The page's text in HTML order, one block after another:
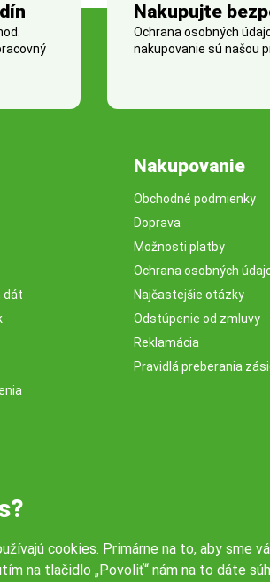
Nakupujte
Ochrana osobných
nakupovanie sú našou
dát
Nakupovanie
Obchodné podmienky
Doprava
Možnosti platby
Ochrana osobných
Najčastejšie otázky
Odstúpenie od zmluvy
Reklamácia
Pravidlá preberania
cookies. Primárne na to, aby sme
na tlačidlo „Povoliť“ nám na to dáte